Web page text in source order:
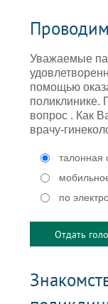
Уважаемые
помощью
поликлинике.
вопрос . Как
врачу-
талонная
по
Отдать